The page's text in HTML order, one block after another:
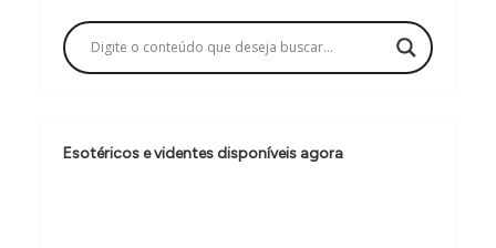
ç
ã
d
Esotéricos e videntes disponíveis agora